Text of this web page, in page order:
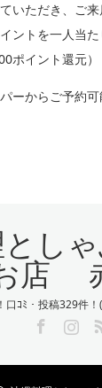
いただき、ご
ントを一人当
ポイント還元）
ーからご予約
し
店
口ｺﾐ・投稿329件